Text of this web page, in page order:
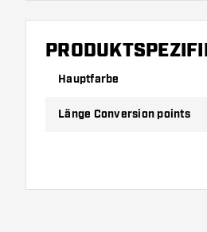
Hauptfarbe
Länge Conversion points